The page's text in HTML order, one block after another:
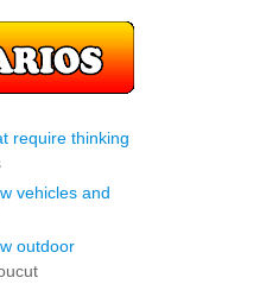
require thinking
vehicles and
outdoor